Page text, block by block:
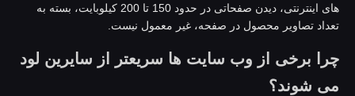
های اینترنتی، دیدن صفحاتی در حدود 150 تا 200 کیلوبایت، بسته به
تصاویر محصول در صفحه، غیر معمول نیست.
برخی از وب سایت ها سریعتر از سایرین لود
شوند؟